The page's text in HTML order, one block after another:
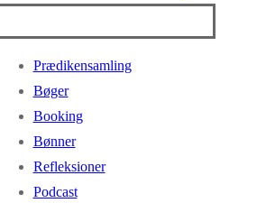
Prædikensamling
Bøger
Booking
Bønner
Refleksioner
Podcast